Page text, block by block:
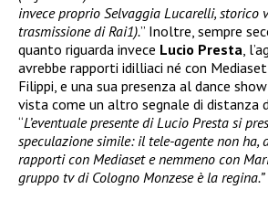
invece proprio Selvaggia Lucarelli, storico
trasmissione di Rai1).” Inoltre, sempre
quanto riguarda invece Lucio Presta,
avrebbe rapporti idilliaci né con
Filippi, e una sua presenza al dance
vista come un altro segnale di distanza
“L’eventuale presente di Lucio Presta si
speculazione simile: il tele-agente non ha,
rapporti con Mediaset e nemmeno con
gruppo tv di Cologno Monzese è la regina.”